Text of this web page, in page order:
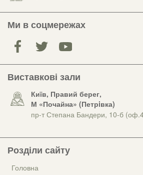
Ми в соцмережах
Виставкові зали
Київ, Правий берег,
М «Почайна» (Петрiвка)
пр-т Степана Бандери, 10-б
Розділи сайту
Головна